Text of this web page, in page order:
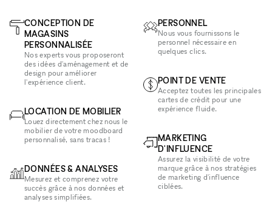
CONCEPTION DE
MAGASINS
PERSONNALISÉE
Nos experts vous proposeront
des idées d'aménagement et de
design pour améliorer
l'expérience client.
LOCATION DE MOBILIER
Louez directement chez nous le
mobilier de votre moodboard
personnalisé, sans tracas !
DONNÉES & ANALYSES
Mesurez et comprenez votre
succès grâce à nos données et
analyses simplifiées.
PERSONNEL
Nous vous fournissons le
personnel nécessaire en
quelques clics.
POINT DE VENTE
Acceptez toutes les principales
cartes de crédit pour une
expérience fluide.
MARKETING
D'INFLUENCE
Assurez la visibilité de votre
marque grâce à nos stratégies
de marketing d'influence
ciblées.